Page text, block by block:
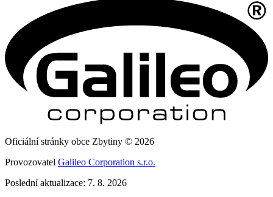
Oficiální stránky obce Zbytiny © 2026
Provozovatel Galileo Corporation s.r.o.
Poslední aktualizace: 7. 8. 2026